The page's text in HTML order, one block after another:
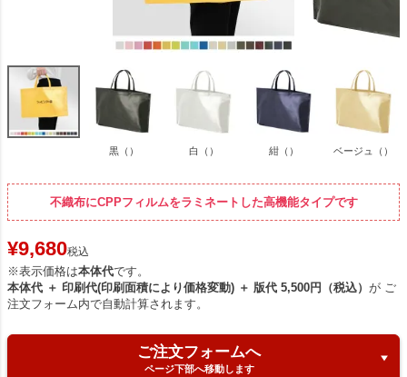
黒（） 白（） 紺（） ベージュ（）
不織布にCPPフィルムをラミネートした高機能タイプです
¥9,680税込
※表示価格は本体代です。
本体代 ＋ 印刷代(印刷面積により価格変動) ＋ 版代 5,500円（税込） が ご
注文フォーム内で自動計算されます。
ご注文フォームへ
ページ下部へ移動します